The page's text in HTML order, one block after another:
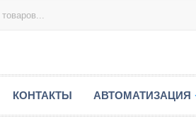
КОНТАКТЫ АВТОМАТИЗАЦИЯ